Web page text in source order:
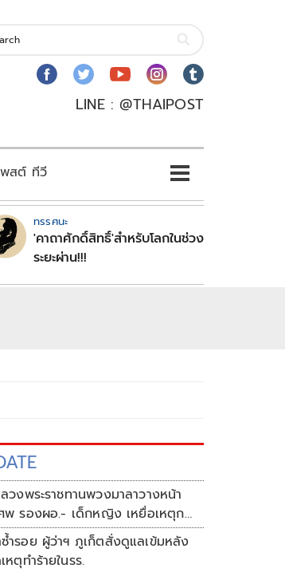
LINE : @THAIPOST
พสต์ ทีวี
ทรรศนะ
'คาถาศักดิ์สิทธิ์'สำหรับโลกในช่วง
ระยะผ่าน!!!
วงพระราชทานพวงมาลาวางหน้า
พ รองผอ.- เด็กหญิง เหยื่อเหตุก
ง
ซ้ำรอย ผู้ว่าฯ ภูเก็ตสั่งดูแลเข้มหลัง
หตุทำร้ายในรร.